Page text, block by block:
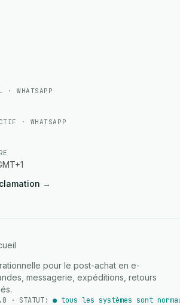
· WHATSAPP
· WHATSAPP
→
pour le post-achat en e-
messagerie, expéditions, retours
· STATUT: ● tous les systèmes sont